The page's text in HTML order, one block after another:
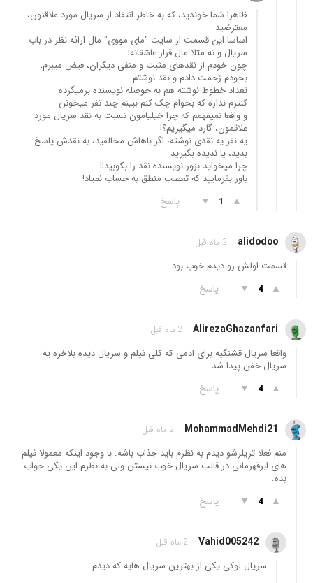
ظاهرا شما خوندید، که به خاطر انتقاد از سریال مورد علاقتون،
معترضید
اساسا این قسمت از سایت "مای مووی" مال ارائه نظر در باب
سریال و نه مثلا مال قرار عاشقانه!
چون خودم از نقدهای مثبت و منفی دیگران، فیض میبرم،
بخودم زحمت دادم و نقد نوشتم.
تعداد خطوط نوشته هم به حوصله نویسنده برمیگرده
کنترم نداره که بخوام چک کنم ببینم چند نفر میخونن
و واقعا نمیفهمم که چرا خیلیامون نسبت به نقد سریال مورد
علاقمون، گارد میگیریم؟!
یه نفر یه نقدی نوشته، اگر باهاش مخالفید، به نقدش پاسخ
بدید، یا ندیده بگیرید
چرا میخواید بزور نویسنده نقد را بکوبید!!
باور بفرمایید که تعصب منطق به حساب نمیاد!
▲
1
▼ پاسخ
alidodoo 2 ماه قبل
قسمت اولش رو دیدم خوب بود.
▲
4
▼ پاسخ
AlirezaGhazanfari 2 ماه قبل
واقعا سریال قشنگیه برای ادمی که کلی فیلم و سریال دیده بلاخره یه
سریال خفن پیدا شد
▲
4
▼ پاسخ
MohammadMehdi21 2 ماه قبل
منم فعلا تریلرشو دیدم به نظرم باید جذاب باشه. با وجود اینکه معمولا فیلم
های ابرقهرمانی در قالب سریال خوب نیستن ولی به نظرم این یکی جواب
بده.
▲
4
▼ پاسخ
Vahid005242 2 ماه قبل
سریال لوکی یکی از بهترین سریال هایه که دیدم